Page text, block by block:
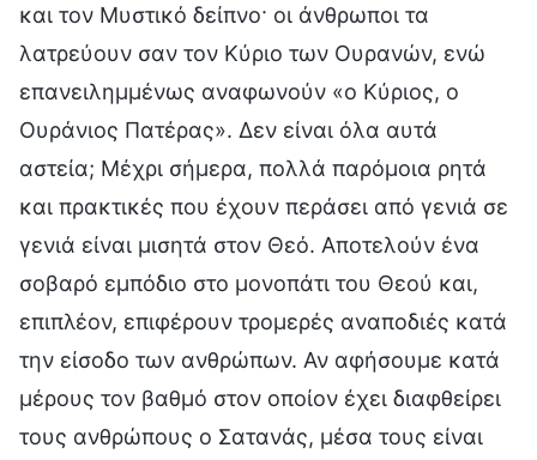
και τον Μυστικό δείπνο· οι άνθρωποι τα
λατρεύουν σαν τον Κύριο των Ουρανών, ενώ
επανειλημμένως αναφωνούν «ο Κύριος, ο
Ουράνιος Πατέρας». Δεν είναι όλα αυτά
αστεία; Μέχρι σήμερα, πολλά παρόμοια ρητά
και πρακτικές που έχουν περάσει από γενιά σε
γενιά είναι μισητά στον Θεό. Αποτελούν ένα
σοβαρό εμπόδιο στο μονοπάτι του Θεού και,
επιπλέον, επιφέρουν τρομερές αναποδιές κατά
την είσοδο των ανθρώπων. Αν αφήσουμε κατά
μέρους τον βαθμό στον οποίον έχει διαφθείρει
τους ανθρώπους ο Σατανάς, μέσα τους είναι